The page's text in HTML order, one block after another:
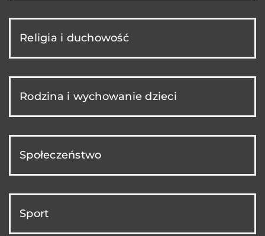
Religia i duchowość
Rodzina i wychowanie dzieci
Społeczeństwo
Sport